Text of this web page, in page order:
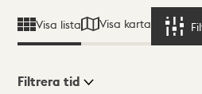
Visa lista Visa karta
Filtrera tid